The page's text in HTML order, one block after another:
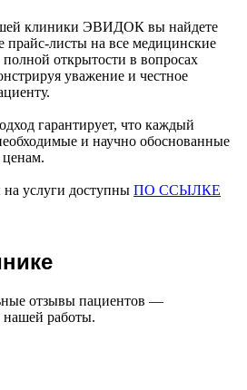
клиники ЭВИДОК вы найдете
прайс-листы на все медицинские
открытости в вопросах
уважение и честное
гарантирует, что каждый
и научно обоснованные
услуги доступны ПО ССЫЛКЕ
отзывы пациентов —
нашей работы.